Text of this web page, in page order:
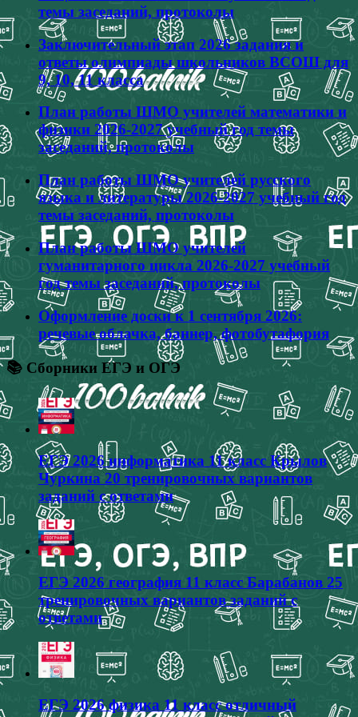
темы заседаний, протоколы
Заключительный этап 2026 задания и
ответы олимпиады школьников ВСОШ для
9, 10, 11 класса
План работы ШМО учителей математики и
физики 2026-2027 учебный год темы
заседаний, протоколы
План работы ШМО учителей русского
языка и литературы 2026-2027 учебный год
темы заседаний, протоколы
План работы ШМО учителей
гуманитарного цикла 2026-2027 учебный
год темы заседаний, протоколы
Оформление доски к 1 сентября 2026:
речевые облачка, баннер, фотобутафория
📚 Сборники ЕГЭ и ОГЭ
ЕГЭ 2026 информатика 11 класс Крылов
Чуркина 20 тренировочных вариантов
заданий с ответами
ЕГЭ 2026 география 11 класс Барабанов 25
тренировочных вариантов заданий с
ответами
ЕГЭ 2026 физика 11 класс отличный